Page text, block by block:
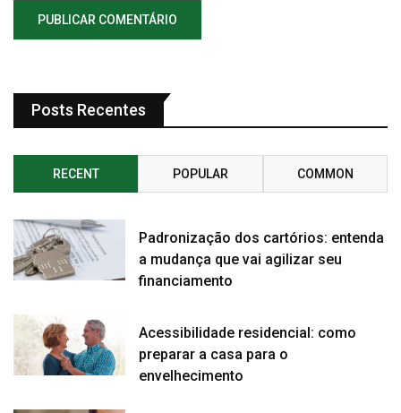
Posts Recentes
RECENT POPULAR COMMON
Padronização dos cartórios: entenda
a mudança que vai agilizar seu
financiamento
Acessibilidade residencial: como
preparar a casa para o
envelhecimento